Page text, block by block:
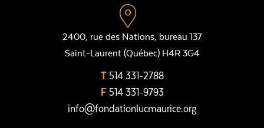
2400, rue des Nations, bureau 137
Saint-Laurent (Québec) H4R 3G4
T514 331-2788
F514 331-9793
info@fondationlucmaurice.org